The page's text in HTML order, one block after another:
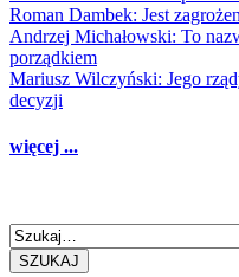
Roman Dambek: Jest
Andrzej Michałowski: To
porządkiem
Mariusz Wilczyński: Jego
decyzji
więcej ...
SZUKAJ